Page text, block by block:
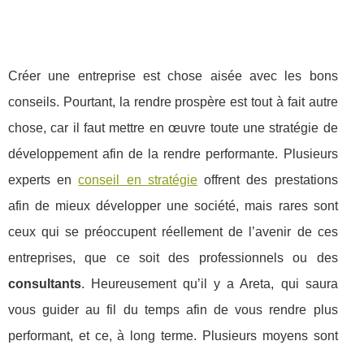
Créer une entreprise est chose aisée avec les bons
conseils. Pourtant, la rendre prospère est tout à fait autre
chose, car il faut mettre en œuvre toute une stratégie de
développement afin de la rendre performante. Plusieurs
experts enconseil en stratégieoffrent des prestations
afin de mieux développer une société, mais rares sont
ceux qui se préoccupent réellement de l’avenir de ces
entreprises, que ce soit des professionnels ou des
consultants. Heureusement qu’il y a Areta, qui saura
vous guider au fil du temps afin de vous rendre plus
performant, et ce, à long terme. Plusieurs moyens sont